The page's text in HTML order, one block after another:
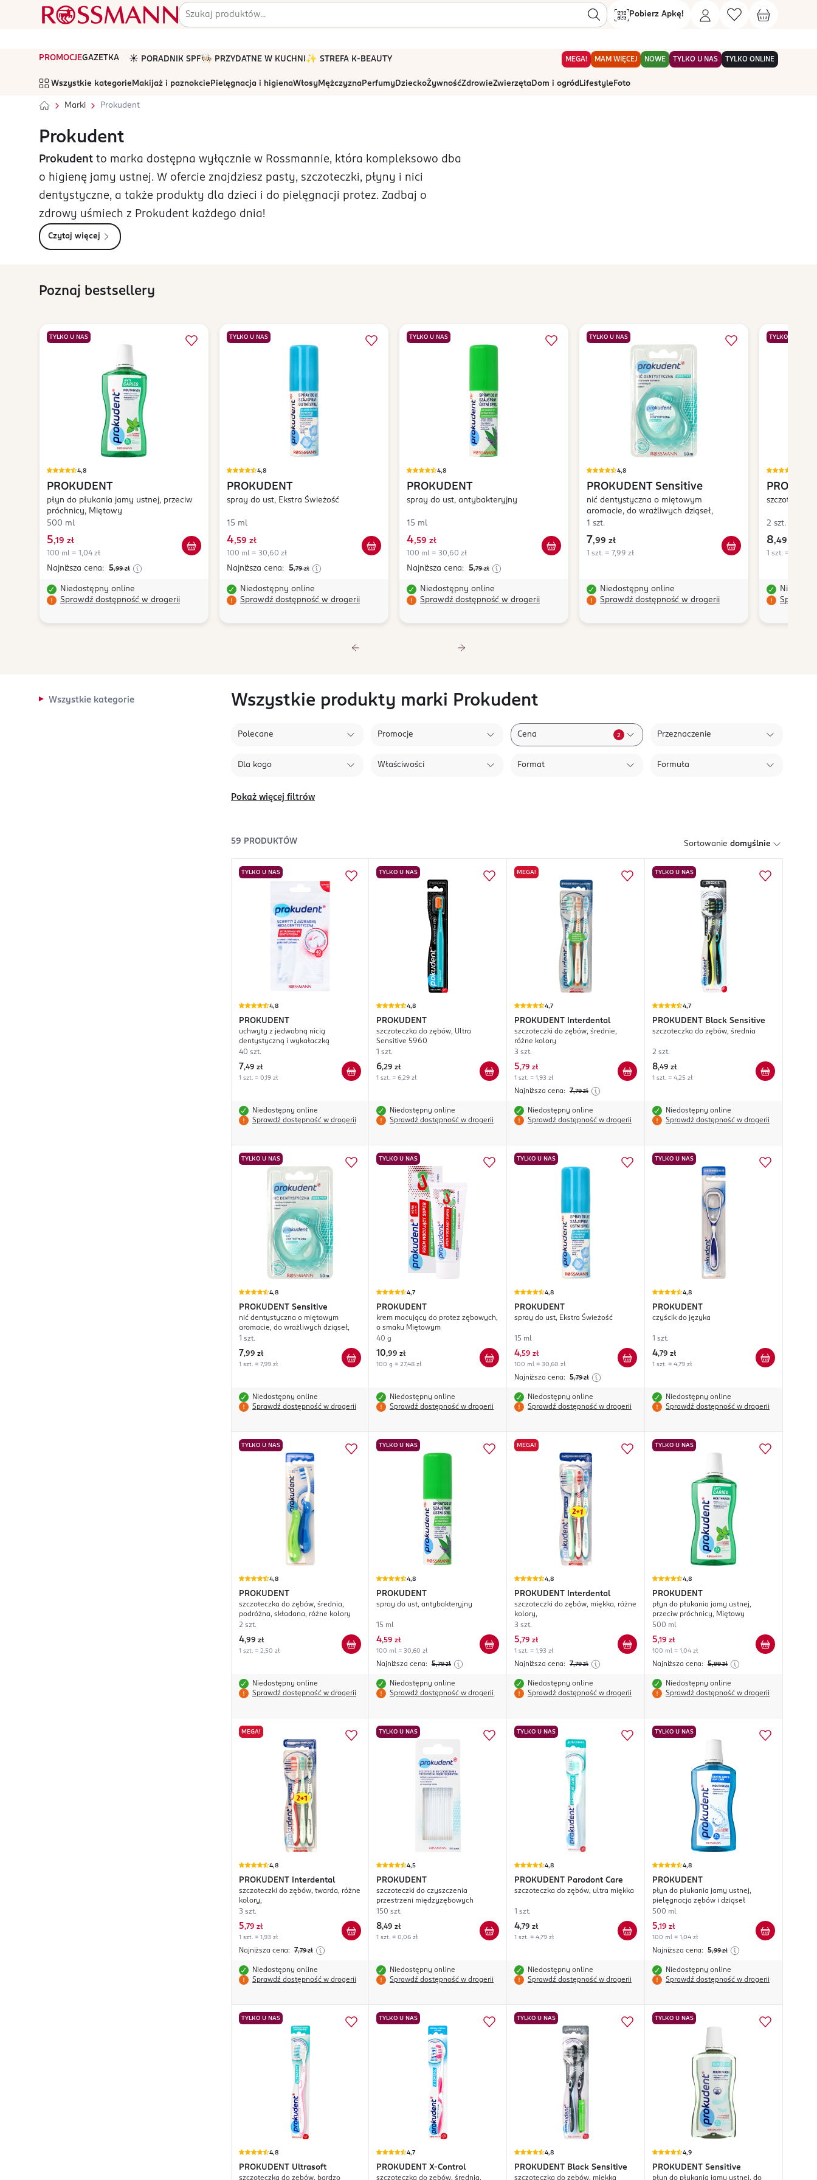
Pobierz Apkę!
PROMOCJEGAZETKA ☀️ PORADNIK SPF🧑🏻‍🍳 PRZYDATNE W KUCHNI ✨ STREFA K-BEAUTY MEGA! MAM WIĘCEJ NOWE TYLKO U NAS TYLKO ONLINE
Wszystkie kategorie Makijaż i paznokcie Pielęgnacja i higienaWłosyMężczyznaPerfumyDzieckoŻywnośćZdrowieZwierzętaDom i ogród Lifestyle Foto
Marki Prokudent
Prokudent
Prokudent to marka dostępna wyłącznie w Rossmannie, która kompleksowo dba
o higienę jamy ustnej. W ofercie znajdziesz pasty, szczoteczki, płyny i nici
dentystyczne, a także produkty dla dzieci i do pielęgnacji protez. Zadbaj o
zdrowy uśmiech z Prokudent każdego dnia!
Czytaj więcej
Poznaj bestsellery
TYLKO U NAS
4,8
PROKUDENT
płyn do płukania jamy ustnej, przeciw
próchnicy, Miętowy
500 ml
5,19 zł
100 ml = 1,04 zł
Najniższa cena: 5,99 zł
Niedostępny online
Sprawdź dostępność w drogerii
TYLKO U NAS
4,8
PROKUDENT
spray do ust, Ekstra Świeżość
15 ml
4,59 zł
100 ml = 30,60 zł
Najniższa cena: 5,79 zł
Niedostępny online
Sprawdź dostępność w drogerii
TYLKO U NAS
4,8
PROKUDENT
spray do ust, antybakteryjny
15 ml
4,59 zł
100 ml = 30,60 zł
Najniższa cena: 5,79 zł
Niedostępny online
Sprawdź dostępność w drogerii
TYLKO U NAS
4,8
PROKUDENT Sensitive
nić dentystyczna o miętowym
aromacie, do wrażliwych dziąseł,
1 szt.
7,99 zł
1 szt. = 7,99 zł
Niedostępny online
Sprawdź dostępność w drogerii
TYLKO U NAS
szczoteczka
2 szt.
8,49 zł
1 szt. = 4,25 zł
Sprawdź
Wszystkie kategorie Wszystkie produkty marki Prokudent
Polecane Promocje Cena 2 Przeznaczenie
Dla kogo Właściwości Format Formuła
Pokaż więcej filtrów
59 PRODUKTÓW Sortowanie domyślnie
TYLKO U NAS
4,8
PROKUDENT
uchwyty z jedwabną nicią
dentystyczną i wykałaczką
40 szt.
7,49 zł
1 szt. = 0,19 zł
Niedostępny online
Sprawdź dostępność w drogerii
TYLKO U NAS
4,8
PROKUDENT
szczoteczka do zębów, Ultra
Sensitive 5960
1 szt.
6,29 zł
1 szt. = 6,29 zł
Niedostępny online
Sprawdź dostępność w drogerii
MEGA!
4,7
PROKUDENT Interdental
szczoteczki do zębów, średnie,
różne kolory
3 szt.
5,79 zł
1 szt. = 1,93 zł
Najniższa cena: 7,79 zł
Niedostępny online
Sprawdź dostępność w drogerii
TYLKO U NAS
4,7
PROKUDENT Black Sensitive
szczoteczka do zębów, średnia
2 szt.
8,49 zł
1 szt. = 4,25 zł
Niedostępny online
Sprawdź dostępność w drogerii
TYLKO U NAS
4,8
PROKUDENT Sensitive
nić dentystyczna o miętowym
aromacie, do wrażliwych dziąseł,
1 szt.
7,99 zł
1 szt. = 7,99 zł
Niedostępny online
Sprawdź dostępność w drogerii
TYLKO U NAS
4,7
PROKUDENT
krem mocujący do protez zębowych,
o smaku Miętowym
40 g
10,99 zł
100 g = 27,48 zł
Niedostępny online
Sprawdź dostępność w drogerii
TYLKO U NAS
4,8
PROKUDENT
spray do ust, Ekstra Świeżość
15 ml
4,59 zł
100 ml = 30,60 zł
Najniższa cena: 5,79 zł
Niedostępny online
Sprawdź dostępność w drogerii
TYLKO U NAS
4,8
PROKUDENT
czyścik do języka
1 szt.
4,79 zł
1 szt. = 4,79 zł
Niedostępny online
Sprawdź dostępność w drogerii
TYLKO U NAS
4,8
PROKUDENT
szczoteczka do zębów, średnia,
podróżna, składana, różne kolory
2 szt.
4,99 zł
1 szt. = 2,50 zł
Niedostępny online
Sprawdź dostępność w drogerii
TYLKO U NAS
4,8
PROKUDENT
spray do ust, antybakteryjny
15 ml
4,59 zł
100 ml = 30,60 zł
Najniższa cena: 5,79 zł
Niedostępny online
Sprawdź dostępność w drogerii
MEGA!
4,8
PROKUDENT Interdental
szczoteczki do zębów, miękka, różne
kolory,
3 szt.
5,79 zł
1 szt. = 1,93 zł
Najniższa cena: 7,79 zł
Niedostępny online
Sprawdź dostępność w drogerii
TYLKO U NAS
4,8
PROKUDENT
płyn do płukania jamy ustnej,
przeciw próchnicy, Miętowy
500 ml
5,19 zł
100 ml = 1,04 zł
Najniższa cena: 5,99 zł
Niedostępny online
Sprawdź dostępność w drogerii
MEGA!
4,8
PROKUDENT Interdental
szczoteczki do zębów, twarda, różne
kolory,
3 szt.
5,79 zł
1 szt. = 1,93 zł
Najniższa cena: 7,79 zł
Niedostępny online
Sprawdź dostępność w drogerii
TYLKO U NAS
4,5
PROKUDENT
szczoteczki do czyszczenia
przestrzeni międzyzębowych
150 szt.
8,49 zł
1 szt. = 0,06 zł
Niedostępny online
Sprawdź dostępność w drogerii
TYLKO U NAS
4,8
PROKUDENT Parodont Care
szczoteczka do zębów, ultra miękka
1 szt.
4,79 zł
1 szt. = 4,79 zł
Niedostępny online
Sprawdź dostępność w drogerii
TYLKO U NAS
4,8
PROKUDENT
płyn do płukania jamy ustnej,
pielęgnacja zębów i dziąseł
500 ml
5,19 zł
100 ml = 1,04 zł
Najniższa cena: 5,99 zł
Niedostępny online
Sprawdź dostępność w drogerii
TYLKO U NAS
4,8
PROKUDENT Ultrasoft
szczoteczka do zębów, bardzo
TYLKO U NAS
4,7
PROKUDENT X-Control
szczoteczka do zębów, średnia,
TYLKO U NAS
4,8
PROKUDENT Black Sensitive
szczoteczka do zębów, miękka
TYLKO U NAS
4,9
PROKUDENT Sensitive
płyn do płukania jamy ustnej, do